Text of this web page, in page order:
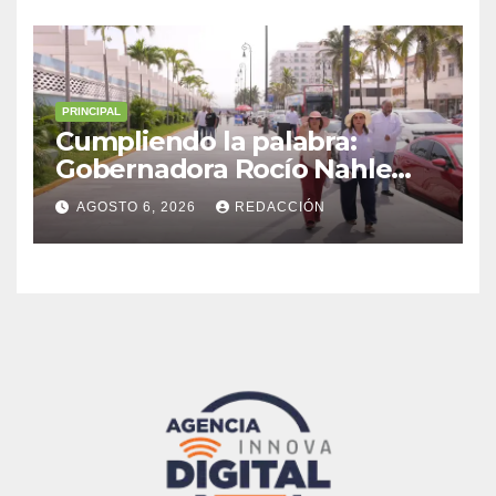
PRINCIPAL
Cumpliendo la palabra:
Gobernadora Rocío Nahle
impulsa la gran rehabilitación
del Centro Histórico de
Veracruz
AGOSTO 6, 2026 REDACCIÓN